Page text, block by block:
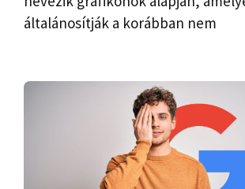
általánosítják a korábban nem